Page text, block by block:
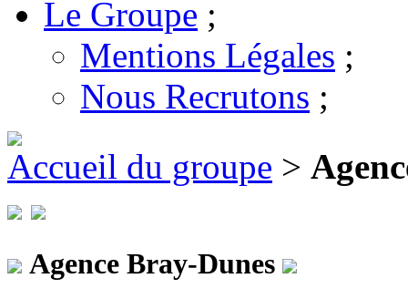
Le Groupe ;
Mentions Légales ;
Nous Recrutons ;
Accueil du groupe >
Agence Bray-Dunes